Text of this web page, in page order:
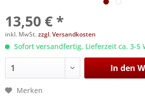
13,50 € *
inkl. MwSt.zzgl. Versandkosten
Sofort versandfertig, Lieferzeit ca. 3-5
In den
Merken